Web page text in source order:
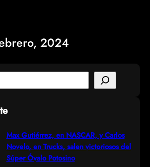
2024
Max Gutiérrez, en NASCAR, y Carlos
Novelo, en Trucks, salen victoriosos del
Súper Óvalo Potosino